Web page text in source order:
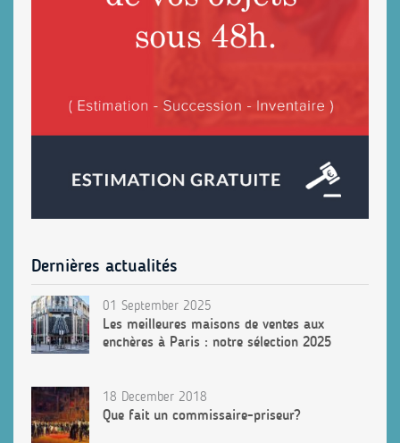
Dernières actualités
01 September 2025
Les meilleures maisons de ventes aux
enchères à Paris : notre sélection 2025
18 December 2018
Que fait un commissaire-priseur?